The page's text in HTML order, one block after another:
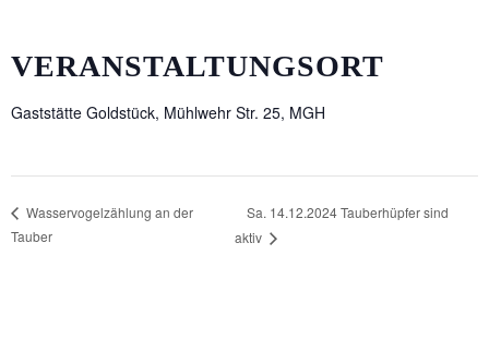
VERANSTALTUNGSORT
Gaststätte Goldstück, Mühlwehr Str. 25, MGH
Wasservogelzählung an der
Tauber
Sa. 14.12.2024 Tauberhüpfer sind
aktiv